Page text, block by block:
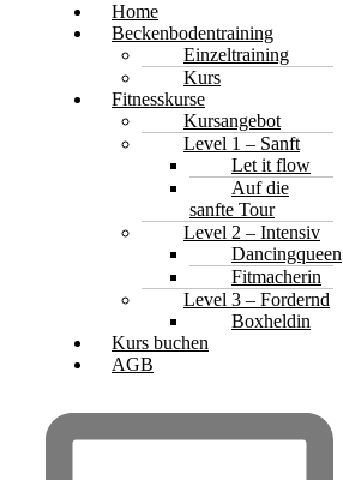
Home
Beckenbodentraining
Einzeltraining
Kurs
Fitnesskurse
Kursangebot
Level 1 – Sanft
Let it flow
Auf die
sanfte Tour
Level 2 – Intensiv
Dancingqueen
Fitmacherin
Level 3 – Fordernd
Boxheldin
Kurs buchen
AGB